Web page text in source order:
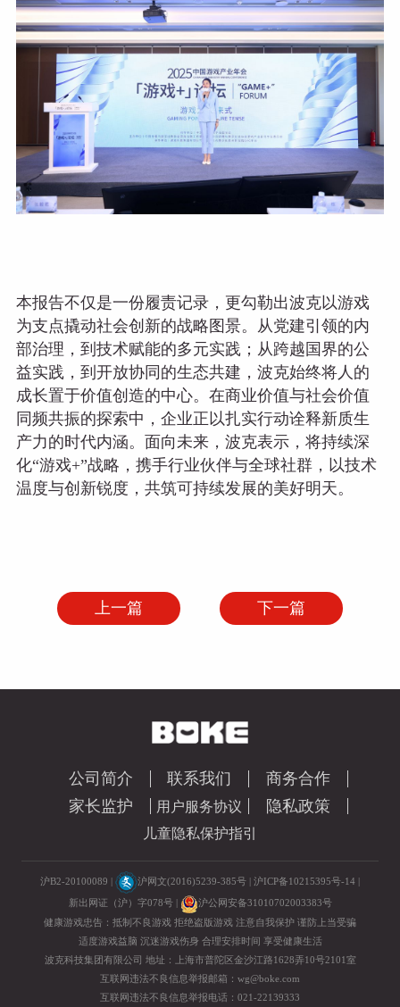
本报告不仅是一份履责记录，更勾勒出波克以游戏
为支点撬动社会创新的战略图景。从党建引领的内
部治理，到技术赋能的多元实践；从跨越国界的公
益实践，到开放协同的生态共建，波克始终将人的
成长置于价值创造的中心。在商业价值与社会价值
同频共振的探索中，企业正以扎实行动诠释新质生
产力的时代内涵。面向未来，波克表示，将持续深
化“游戏+”战略，携手行业伙伴与全球社群，以技术
温度与创新锐度，共筑可持续发展的美好明天。
上一篇 下一篇
公司简介 联系我们
商务合作
家长监护
用户服务协议 隐私政策
儿童隐私保护指引
沪B2-20100089 | 沪网文(2016)5239-385号 沪ICP备10215395号-14
新出网证（沪）字078号 |
沪公网安备31010702003383号
健康游戏忠告：抵制不良游戏 拒绝盗版游戏 注意自我保护 谨防上当受骗
适度游戏益脑 沉迷游戏伤身 合理安排时间 享受健康生活
波克科技集团有限公司 地址：上海市普陀区金沙江路1628弄10号2101室
互联网违法不良信息举报邮箱： wg@boke.com
互联网违法不良信息举报电话：021-22139333